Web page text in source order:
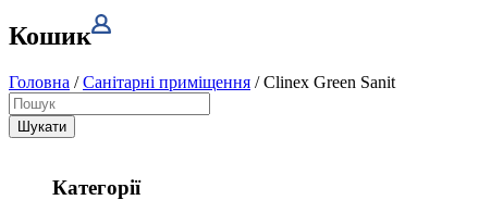
Кошик
Головна /Санітарні приміщення / Clinex Green Sanit
Шукати
Категорії